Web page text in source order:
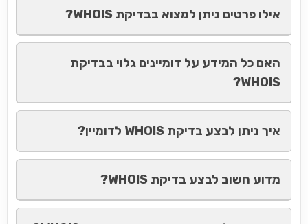
אילו פרטים ניתן למצוא בבדיקת WHOIS?
האם כל המידע על דומיינים גלוי בבדיקת
WHOIS?
איך ניתן לבצע בדיקת WHOIS לדומיין?
מדוע חשוב לבצע בדיקת WHOIS?